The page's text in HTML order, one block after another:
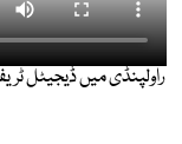
راولپنڈی میں ڈیجیٹل